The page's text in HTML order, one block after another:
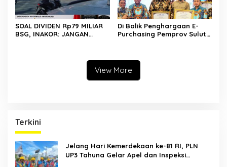
SOAL DIVIDEN Rp79 MILIAR
BSG, INAKOR: JANGAN
Di Balik Penghargaan E-
Purchasing Pemprov Sulut,
View More
Terkini
Jelang Hari Kemerdekaan ke-81 RI, PLN
UP3 Tahuna Gelar Apel dan Inspeksi